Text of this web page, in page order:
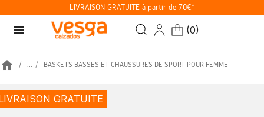
LIVRAISON GRATUITE à partir de 70€*
menu (0)
home ... BASKETS BASSES ET CHAUSSURES DE SPORT POUR FEMME
GRATUITE